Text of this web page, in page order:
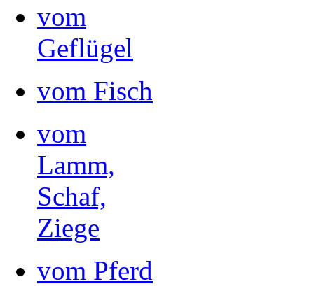
vom
Geflügel
vom Fisch
vom
Lamm,
Schaf,
Ziege
vom Pferd